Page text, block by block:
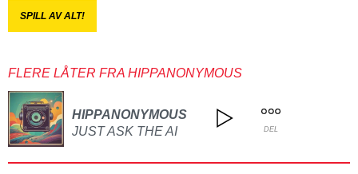
SPILL AV ALT!
FLERE LÅTER FRA HIPPANONYMOUS
HIPPANONYMOUS
JUST ASK THE AI
DEL